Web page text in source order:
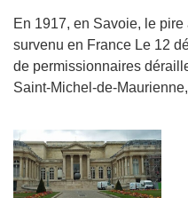
En 1917, en Savoie, le
survenu en France Le 12
de permissionnaires
Saint-Michel-de-